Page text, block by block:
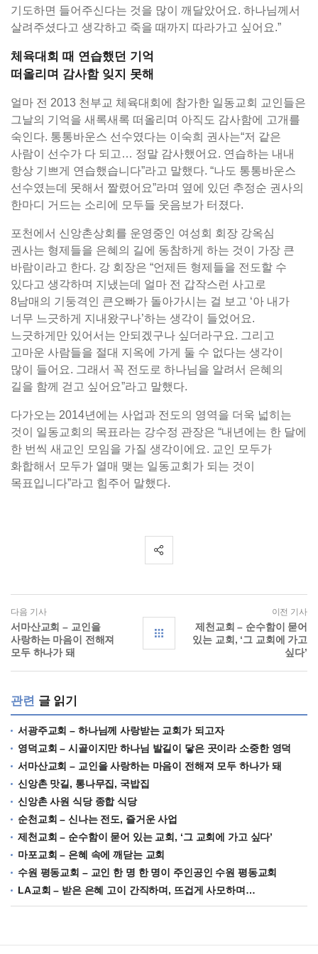
기도하면 들어주신다는 것을 많이 깨달았어요. 하나님께서
살려주셨다고 생각하고 죽을 때까지 따라가고 싶어요.”
체육대회 때 연습했던 기억
떠올리며 감사함 잊지 못해
얼마 전 2013 천부교 체육대회에 참가한 일동교회 교인들은
그날의 기억을 새록새록 떠올리며 아직도 감사함에 고개를
숙인다. 통통바운스 선수였다는 이숙희 권사는“저 같은
사람이 선수가 다 되고… 정말 감사했어요. 연습하는 내내
항상 기쁘게 연습했습니다”라고 말했다. “나도 통통바운스
선수였는데 못해서 짤렸어요”라며 옆에 있던 추정순 권사의
한마디 거드는 소리에 모두들 웃음보가 터졌다.
포천에서 신앙촌상회를 운영중인 여성회 회장 강옥심
권사는 형제들을 은혜의 길에 동참하게 하는 것이 가장 큰
바람이라고 한다. 강 회장은 “언제든 형제들을 전도할 수
있다고 생각하며 지냈는데 얼마 전 갑작스런 사고로
8남매의 기둥격인 큰오빠가 돌아가시는 걸 보고 ‘아 내가
너무 느긋하게 지내왔구나’하는 생각이 들었어요.
느긋하게만 있어서는 안되겠구나 싶더라구요. 그리고
고마운 사람들을 절대 지옥에 가게 둘 수 없다는 생각이
많이 들어요. 그래서 꼭 전도로 하나님을 알려서 은혜의
길을 함께 걷고 싶어요”라고 말했다.
다가오는 2014년에는 사업과 전도의 영역을 더욱 넓히는
것이 일동교회의 목표라는 강수정 관장은 “내년에는 한 달에
한 번씩 새교인 모임을 가질 생각이에요. 교인 모두가
화합해서 모두가 열매 맺는 일동교회가 되는 것이
목표입니다”라고 힘주어 말했다.
다음 기사
서마산교회 – 교인을
사랑하는 마음이 전해져
모두 하나가 돼
이전 기사
제천교회 – 순수함이 묻어
있는 교회, ‘그 교회에 가고
싶다’
관련 글 읽기
서광주교회 – 하나님께 사랑받는 교회가 되고자
영덕교회 – 시골이지만 하나님 발길이 닿은 곳이라 소중한 영덕
서마산교회 – 교인을 사랑하는 마음이 전해져 모두 하나가 돼
신앙촌 맛길, 통나무집, 국밥집
신앙촌 사원 식당 종합 식당
순천교회 – 신나는 전도, 즐거운 사업
제천교회 – 순수함이 묻어 있는 교회, ‘그 교회에 가고 싶다’
마포교회 – 은혜 속에 깨닫는 교회
수원 평동교회 – 교인 한 명 한 명이 주인공인 수원 평동교회
LA교회 – 받은 은혜 고이 간직하며, 뜨겁게 사모하며…